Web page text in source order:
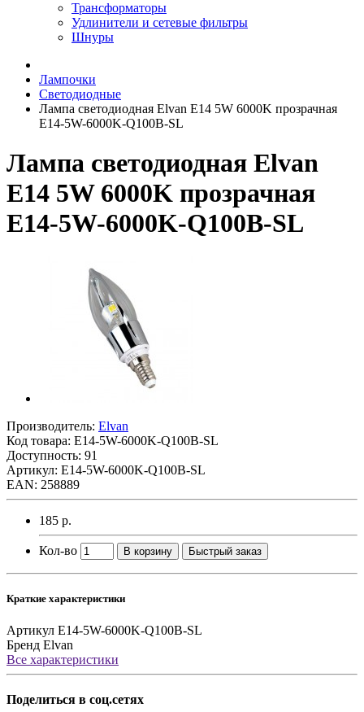
Трансформаторы
Удлинители и сетевые фильтры
Шнуры
Лампочки
Светодиодные
Лампа светодиодная Elvan E14 5W 6000K прозрачная
E14-5W-6000K-Q100B-SL
Лампа светодиодная Elvan
E14 5W 6000K прозрачная
E14-5W-6000K-Q100B-SL
Производитель: Elvan
Код товара: E14-5W-6000K-Q100B-SL
Доступность: 91
Артикул: E14-5W-6000K-Q100B-SL
EAN: 258889
185 р.
Кол-во В корзину Быстрый заказ
Краткие характеристики
Артикул E14-5W-6000K-Q100B-SL
Бренд Elvan
Все характеристики
Поделиться в соц.сетях